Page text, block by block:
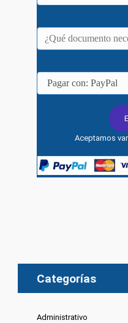
Aceptamos
Categorías
Administrativo